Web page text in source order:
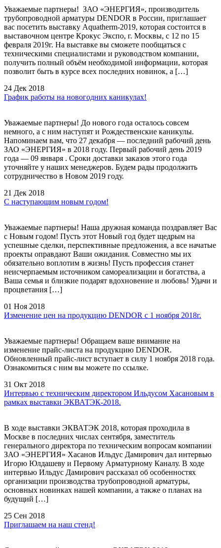
Уважаемые партнеры! ЗАО «ЭНЕРГИЯ», производитель
трубопроводной арматуры DENDOR в России, приглашает
вас посетить выставку Aquatherm-2019, которая состоится в
выставочном центре Крокус Экспо, г. Москвы, с 12 по 15
февраля 2019г. На выставке вы сможете пообщаться с
техническими специалистами и руководством компании,
получить полный объём необходимой информации, которая
позволит быть в курсе всех последних новинок, а […]
24 Дек 2018
График работы на новогодних каникулах!
Уважаемые партнеры! До нового года осталось совсем
немного, а с ним наступят и Рождественские каникулы.
Напоминаем вам, что 27 декабря — последний рабочий день
ЗАО «ЭНЕРГИЯ» в 2018 году. Первый рабочий день 2019
года — 09 января . Сроки доставки заказов этого года
уточняйте у наших менеджеров. Будем рады продолжить
сотрудничество в Новом 2019 году.
21 Дек 2018
С наступающим новым годом!
Уважаемые партнеры! Наша дружная команда поздравляет Вас
с Новым годом! Пусть этот Новый год будет щедрым на
успешные сделки, перспективные предложения, а все начатые
проекты оправдают Ваши ожидания. Совместно мы их
обязательно воплотим в жизнь! Пусть профессия станет
неисчерпаемым источником самореализации и богатства, а
Ваша семья и близкие подарят вдохновение и любовь! Удачи и
процветания […]
01 Ноя 2018
Изменение цен на продукцию DENDOR c 1 ноября 2018г.
Уважаемые партнеры! Обращаем ваше внимание на
изменение прайс-листа на продукцию DENDOR.
Обновленный прайс-лист вступает в силу 1 ноября 2018 года.
Ознакомиться с ним вы можете по ссылке.
31 Окт 2018
Интервью с техническим директором Ильдусом Хасановым в
рамках выставки ЭКВАТЭК-2018.
В ходе выставки ЭКВАТЭК 2018, которая проходила в
Москве в последних числах сентября, заместитель
генерального директора по техническим вопросам компании
ЗАО «ЭНЕРГИЯ» Хасанов Ильдус Дамирович дал интервью
Игорю Юлдашеву и Первому Арматурному Каналу. В ходе
интервью Ильдус Дамирович рассказал об особенностях
организации производства трубопроводной арматуры,
основных новинках нашей компании, а также о планах на
будущий […]
25 Сен 2018
Приглашаем на наш стенд!